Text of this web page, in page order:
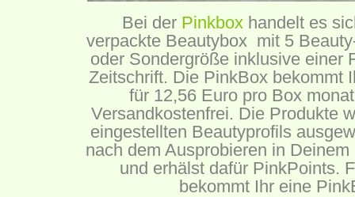
Bei der Pinkboxhandelt es
verpackte Beautybox mit 5
oder Sondergröße inklusive einer
Zeitschrift. Die PinkBox bekommt
für 12,56 Euro pro Box
Versandkostenfrei. Die Produkte
eingestellten Beautyprofils
nach dem Ausprobieren in
und erhälst dafür PinkPoints.
bekommt Ihr eine